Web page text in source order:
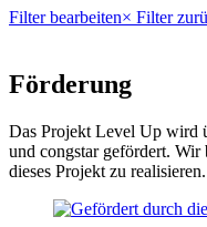
Filter bearbeiten× Filter
Förderung
Das Projekt Level Up wird
und congstar gefördert.
dieses Projekt zu realisieren.